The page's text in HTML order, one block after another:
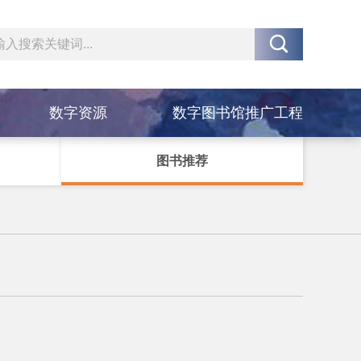

数字资源 数字图书馆推广工程
图书推荐